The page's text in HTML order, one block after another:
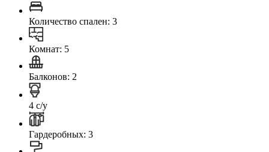
Количество спален: 3
Комнат: 5
Балконов: 2
4 с/у
Гардеробных: 3